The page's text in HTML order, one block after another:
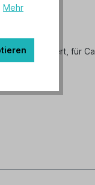
poliert, für
Mehr